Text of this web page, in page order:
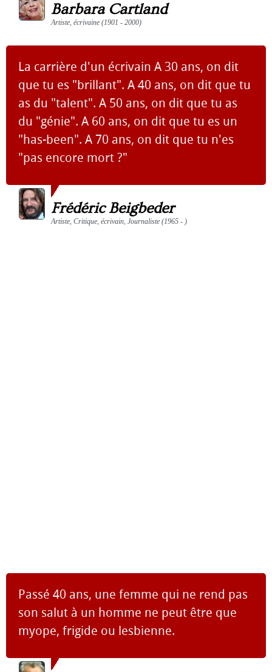
Barbara Cartland
Artiste, écrivaine (1901 - 2000)
La carrière d'un écrivain A 30 ans, on dit
que tu es "brillant". A 40 ans, on dit que tu
as du "talent". A 50 ans, on dit que tu as
du "génie". A 60 ans, on dit que tu es un
"has-been". A 70 ans, on dit que tu n'es
"pas encore mort ?"
Frédéric Beigbeder
Artiste, Critique, écrivain, Journaliste (1965 - )
Passé 40 ans, une femme qui ne rend pas
son salut à un homme ne peut être que
myope, frigide ou lesbienne.